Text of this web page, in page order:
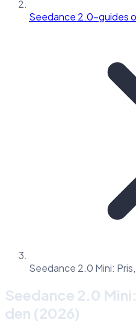
Seedance 2.0-guides
Seedance 2.0 Mini:
Seedance 2.0
den (2026)